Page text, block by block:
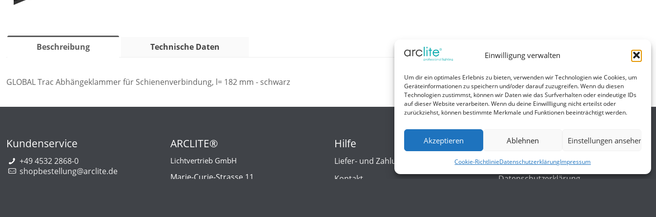
Einwilligung verwalten
Um dir ein optimales Erlebnis zu bieten, verwenden wir Technologien wie Cookies, um
Geräteinformationen zu speichern und/oder darauf zuzugreifen. Wenn du diesen
Technologien zustimmst, können wir Daten wie das Surfverhalten oder eindeutige IDs
auf dieser Website verarbeiten. Wenn du deine Einwillligung nicht erteilst oder
zurückziehst, können bestimmte Merkmale und Funktionen beeinträchtigt werden.
Akzeptieren Ablehnen Einstellungen ansehen
Cookie-RichtlinieDatenschutzerklärungImpressum
Beschreibung Technische Daten
GLOBAL Trac Abhängeklammer für Schienenverbindung, l= 182 mm - schwarz
Kundenservice
+49 4532 2868-0
shopbestellung@arclite.de
ARCLITE®
Lichtvertrieb GmbH
Marie-Curie-Strasse 11
Hilfe
Liefer- und Zahlungsbedingungen
Kontakt
Allgemein
Impressum
Datenschutzerklärung